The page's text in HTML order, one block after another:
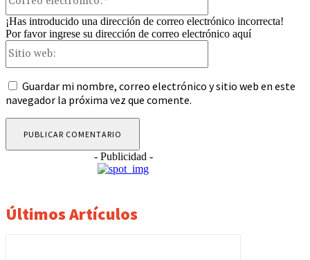
¡Has introducido una dirección de correo electrónico incorrecta!
Por favor ingrese su dirección de correo electrónico aquí
Guardar mi nombre, correo electrónico y sitio web en este
navegador la próxima vez que comente.
- Publicidad -
Últimos Artículos